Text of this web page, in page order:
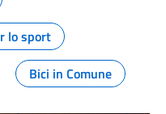
lo sport
Bici in Comune